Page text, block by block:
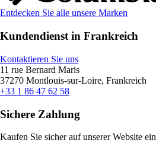
Entdecken Sie alle unsere Marken
Kundendienst in Frankreich
Kontaktieren Sie uns
11 rue Bernard Maris
37270 Montlouis-sur-Loire, Frankreich
+33 1 86 47 62 58
Sichere Zahlung
Kaufen Sie sicher auf unserer Website ein